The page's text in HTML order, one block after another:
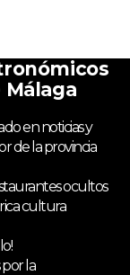
en noticias y
de la provincia
ocultos
cultura
la